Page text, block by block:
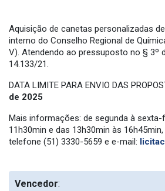
Aquisição de canetas personalizadas
interno do Conselho Regional de
V). Atendendo ao pressuposto no § 3º
14.133/21.
DATA LIMITE PARA ENVIO DAS
de 2025
Mais informações: de segunda à
11h30min e das 13h30min às 16h45min,
telefone (51) 3330-5659 e e-mail:
Vencedor: